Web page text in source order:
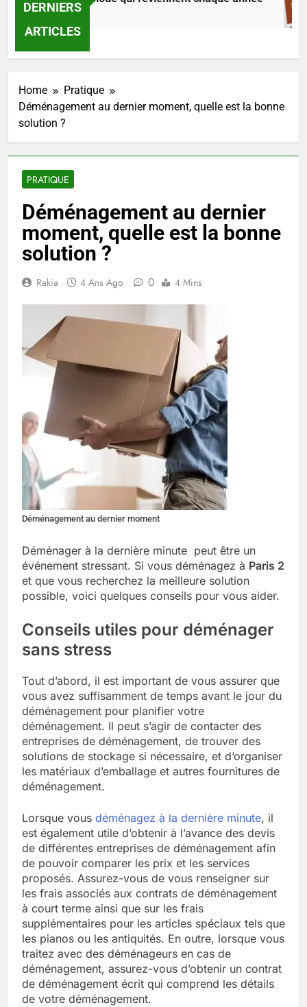
DERNIERS
ARTICLES
Heures Ago
Home
Pratique
Déménagement au dernier moment, quelle est la bonne
solution ?
PRATIQUE
Déménagement au dernier
moment, quelle est la bonne
solution ?
Rakia 4 Ans Ago 0 4 Mins
Déménagement au dernier moment
Déménager à la dernière minute peut être un
événement stressant. Si vous déménagez à Paris 2
et que vous recherchez la meilleure solution
possible, voici quelques conseils pour vous aider.
Conseils utiles pour déménager
sans stress
Tout d’abord, il est important de vous assurer que
vous avez suffisamment de temps avant le jour du
déménagement pour planifier votre
déménagement. Il peut s’agir de contacter des
entreprises de déménagement, de trouver des
solutions de stockage si nécessaire, et d’organiser
les matériaux d’emballage et autres fournitures de
déménagement.
Lorsque vous déménagez à la dernière minute, il
est également utile d’obtenir à l’avance des devis
de différentes entreprises de déménagement afin
de pouvoir comparer les prix et les services
proposés. Assurez-vous de vous renseigner sur
les frais associés aux contrats de déménagement
à court terme ainsi que sur les frais
supplémentaires pour les articles spéciaux tels que
les pianos ou les antiquités. En outre, lorsque vous
traitez avec des déménageurs en cas de
déménagement, assurez-vous d’obtenir un contrat
de déménagement écrit qui comprend les détails
de votre déménagement.